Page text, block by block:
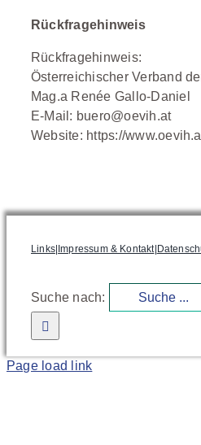
Rückfragehinweis
Rückfragehinweis:
Österreichischer Verband
Mag.a Renée Gallo-Daniel
E-Mail: buero@oevih.at
Website: https://
Links| Impressum & Kontakt|
Suche nach:
Page load link